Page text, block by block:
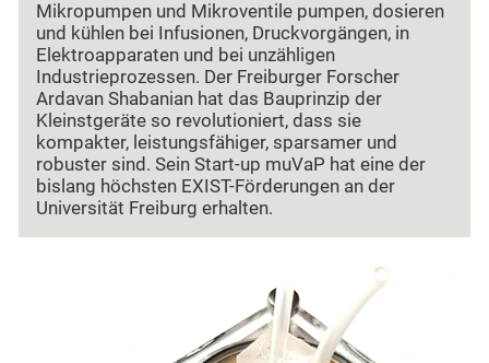
Mikropumpen und Mikroventile pumpen, dosieren
und kühlen bei Infusionen, Druckvorgängen, in
Elektroapparaten und bei unzähligen
Industrieprozessen. Der Freiburger Forscher
Ardavan Shabanian hat das Bauprinzip der
Kleinstgeräte so revolutioniert, dass sie
kompakter, leistungsfähiger, sparsamer und
robuster sind. Sein Start-up muVaP hat eine der
bislang höchsten EXIST-Förderungen an der
Universität Freiburg erhalten.